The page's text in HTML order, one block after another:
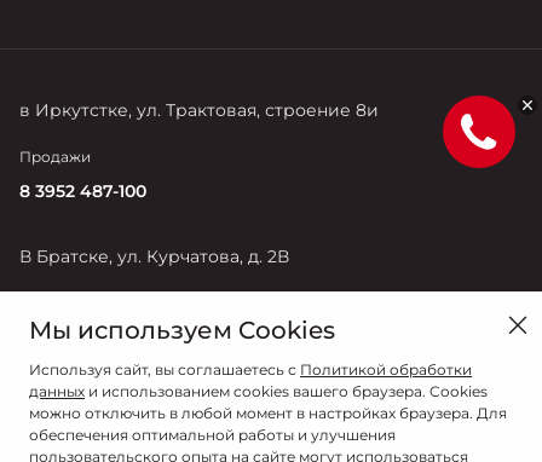
в Иркутстке, ул. Трактовая, строение 8и
Продажи
8 3952 487-100
В Братске, ул. Курчатова, д. 2В
8 3953 350-700
Мы используем Cookies
Используя сайт, вы соглашаетесь с Политикой обработки
данных и использованием cookies вашего браузера. Cookies
можно отключить в любой момент в настройках браузера. Для
обеспечения оптимальной работы и улучшения
пользовательского опыта на сайте могут использоваться